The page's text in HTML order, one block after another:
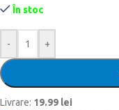
În stoc
- +
Livrare: 19.99 lei